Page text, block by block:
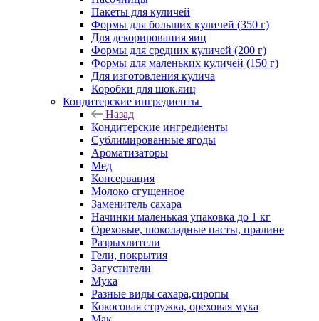
Пакеты для куличей
Формы для больших куличей (350 г)
Для декорирования яиц
Формы для средних куличей (200 г)
Формы для маленьких куличей (150 г)
Для изготовления кулича
Коробки для шок.яиц
Кондитерские ингредиенты
Назад
Кондитерские ингредиенты
Сублимированные ягоды
Ароматизаторы
Мед
Консервация
Молоко сгущенное
Заменитель сахара
Начинки маленькая упаковка до 1 кг
Ореховые, шоколадные пасты, пралине
Разрыхлители
Гели, покрытия
Загустители
Мука
Разные виды сахара,сиропы
Кокосовая стружка, ореховая мука